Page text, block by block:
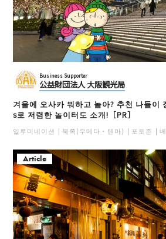
Business Supporter
公益財団法人 大阪観光局
겨울에 오사카 뭐하고 놀아? 추천 나들이
s로 저렴한 놀이터도 소개!［PR］
일루미네이션 북쪽(우메다・텐마) 포토존
Article